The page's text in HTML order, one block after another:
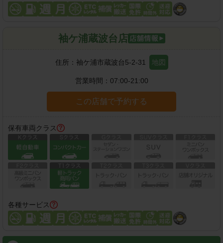
袖ケ浦蔵波台店
住所： 袖ケ浦市蔵波台5-2-31 地図
営業時間： 07:00-21:00
この店舗で予約する
保有車両クラス
各種サービス